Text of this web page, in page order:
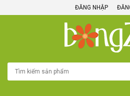
ĐĂNG NHẬP